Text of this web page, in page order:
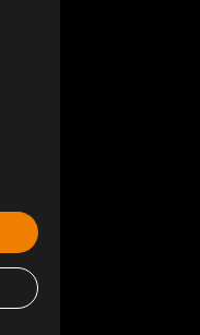
8B/10B/12B/28J B/ERA
000